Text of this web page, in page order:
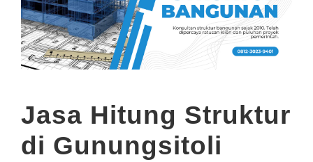
Jasa Hitung Struktur
di Gunungsitoli